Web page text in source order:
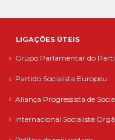
LIGAÇÕES ÚTEIS
Grupo Parlamentar do
Partido Socialista Europeu
Aliança Progressista de
Internacional Socialista